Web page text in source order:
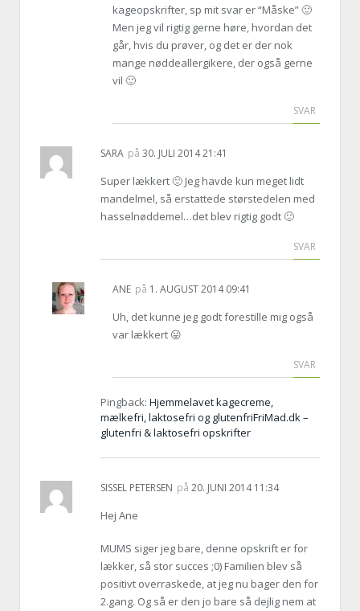
kageopskrifter, sp mit svar er “Måske” 🙂
Men jeg vil rigtig gerne høre, hvordan det
går, hvis du prøver, og det er der nok
mange nøddeallergikere, der også gerne
vil 🙂
SVAR
SARA på 30. JULI 2014 21:41
Super lækkert 🙂 Jeg havde kun meget lidt
mandelmel, så erstattede størstedelen med
hasselnøddemel…det blev rigtig godt 🙂
SVAR
ANE på 1. AUGUST 2014 09:41
Uh, det kunne jeg godt forestille mig også
var lækkert 😛
SVAR
Pingback: Hjemmelavet kagecreme,
mælkefri, laktosefri og glutenfriFriMad.dk –
glutenfri & laktosefri opskrifter
SISSEL PETERSEN på 20. JUNI 2014 11:34
Hej Ane
MUMS siger jeg bare, denne opskrift er for
lækker, så stor succes ;0) Familien blev så
positivt overraskede, at jeg nu bager den for
2.gang. Og så er den jo bare så dejlig nem at